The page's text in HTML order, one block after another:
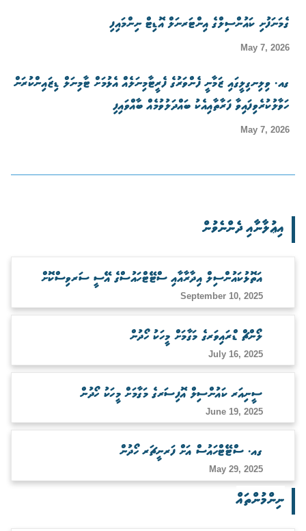
ގެމަނަފުށި ކައުންސިލްގެ އިންޓަރނަލް އޮޑިޓް ނިންމައިފި
May 7, 2026
ގއ. ވިލިނގިލީގައި ޒަމާނީ ފެންވަރުގެ ފެރީޓާމިނަލެއް އެޅުމަށް ޓާމިނަލް ޑިޒައިންކުރަން
ހަވާލުކުރެވިފައިވާ ފަރާތާއިއެކު ބައްދަލުވުމެއް ބާއްވައިފި
May 7, 2026
އިޢުލާނާއި ދެންނެވުން
އަތޮޅުކައުންސިލް އިދާރާއާއި ސްޓޭޓްހައުސްގެ އޭސީ ސަރވިސްކޮށް
ބަލަހައްޓާނެ ފަރާތެއް ހޯދުން
September 10, 2025
ލޯންޗް ޑްރައިވަރގެ މަގާމަށް މީހަކު ހޯދުން
July 16, 2025
ސީނިއަރ ކައުންސިލް އޮފިސަރގެ މަގާމަށް މީހަކު ހޯދުން
June 19, 2025
ގއ. ސްޓޭޓްހައުސް އަށް ފަރނީޗަރ ހޯދުން
May 29, 2025
ނިންމުންތައް